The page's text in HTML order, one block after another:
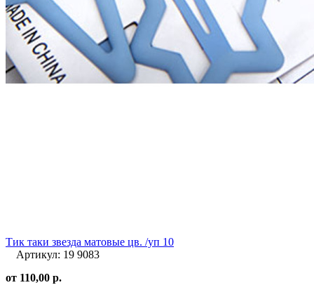
Тик таки звезда матовые цв. /уп 10
Артикул: 19 9083
от 110,00 р.